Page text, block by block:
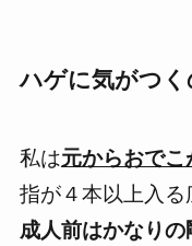
ハゲに気がつく
私は元からおでこ
指が４本以上入る
成人前はかなりの